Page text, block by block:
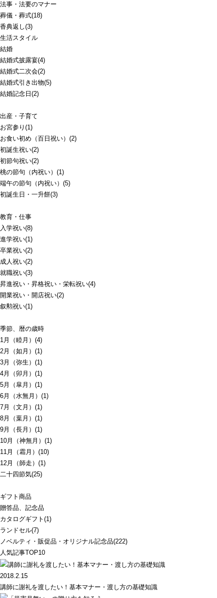
法事・法要のマナー
葬儀・葬式(18)
香典返し(3)
生活スタイル
結婚
結婚式披露宴(4)
結婚式二次会(2)
結婚式引き出物(5)
結婚記念日(2)
出産・子育て
お宮参り(1)
お食い初め（百日祝い）(2)
初誕生祝い(2)
初節句祝い(2)
桃の節句（内祝い）(1)
端午の節句（内祝い）(5)
初誕生日・一升餅(3)
教育・仕事
入学祝い(8)
進学祝い(1)
卒業祝い(2)
成人祝い(2)
就職祝い(3)
昇進祝い・昇格祝い・栄転祝い(4)
開業祝い・開店祝い(2)
叙勲祝い(1)
季節、暦の歳時
1月（睦月）(4)
2月（如月）(1)
3月（弥生）(1)
4月（卯月）(1)
5月（皐月）(1)
6月（水無月）(1)
7月（文月）(1)
8月（葉月）(1)
9月（長月）(1)
10月（神無月）(1)
11月（霜月）(10)
12月（師走）(1)
二十四節気(25)
ギフト商品
贈答品、記念品
カタログギフト(1)
ランドセル(7)
ノベルティ・販促品・オリジナル記念品(222)
人気記事TOP10
2018.2.15
講師に謝礼を渡したい！基本マナー・渡し方の基礎知識